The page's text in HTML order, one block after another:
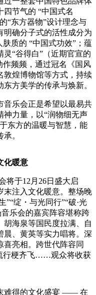
节气的 “中国式名
“东方器物”设计理念与
明确分子式的活性成分为
质的 “中国式功效”；蕴
“谷得白”（近期官宣的
频频，通过冠名《国风
敦煌博物馆等方式，持续
方美学的传承与焕新。
音乐会正是希望以最易共
神力量，以“润物细无声
东方的温暖与智慧，能
。
化暖意
将于12月26日盛大启
末注入文化暖意。整场晚
”“绽・与光同行”“破·光
乐会的嘉宾阵容堪称跨
胡海泉等国民度拉满、自
晨、黄英等实力唱将。深
亮相。跨世代阵容同
行梗齐飞……观众将收获
难得的文化盛宴 —— 在